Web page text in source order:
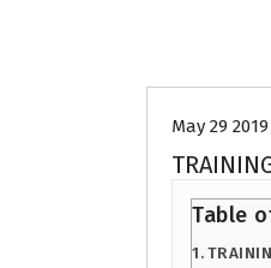
May 29 2019
Table